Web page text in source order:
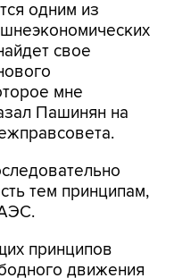
одним из
свое
мне
Пашинян на
тем принципам,
принципов
движения